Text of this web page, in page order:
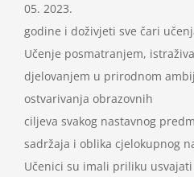
05. 2023.
godine i doživjeti sve čari
Učenje posmatranjem,
djelovanjem u prirodnom
ostvarivanja obrazovnih
ciljeva svakog nastavnog
sadržaja i oblika cjelokupnog
Učenici su imali priliku